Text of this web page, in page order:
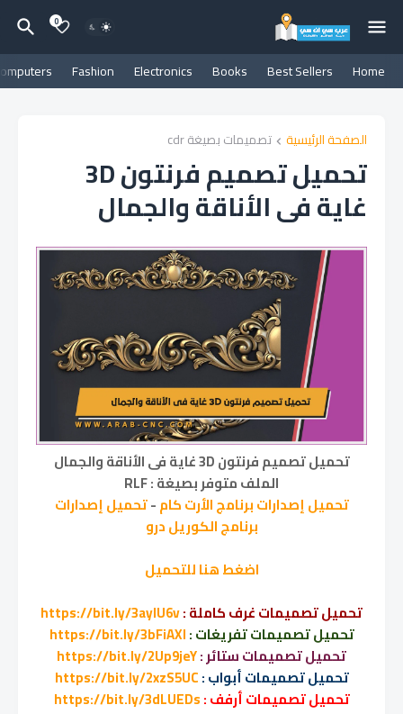
0
Home
Best Sellers
Books
Electronics
Fashion
الصفحة الرئيسية تصميمات بصيغة cdr
تحميل تصميم فرنتون 3D
غاية فى الأناقة والجمال
تحميل تصميم فرنتون 3D غاية فى الأناقة والجمال
الملف متوفر بصيغة : RLF
تحميل إصدارات برنامج الأرت كام-تحميل إصدارات
برنامج الكوريل درو
اضغط هنا للتحميل
تحميل تصميمات غرف كاملة :https://bit.ly/3aylU6v
تحميل تصميمات تفريغات :https://bit.ly/3bFiAXl
تحميل تصميمات ستائر :https://bit.ly/2Up9jeY
تحميل تصميمات أبواب :https://bit.ly/2xzS5UC
تحميل تصميمات أرفف :https://bit.ly/3dLUEDs